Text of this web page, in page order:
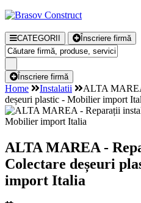
CATEGORII Înscriere firmă
Înscriere firmă
Home Instalatii
ALTA
deșeuri plastic - Mobilier import
ALTA MAREA -
Colectare deșeuri
import Italia